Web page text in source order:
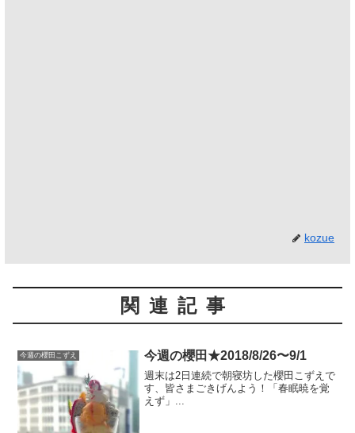
kozue
関連記事
今週の櫻田こずえ 今週の櫻田★2018/8/26〜9/1
週末は2日連続で朝寝坊した櫻田こずえで
す、皆さまごきげんよう！「春眠暁を覚
えず」...